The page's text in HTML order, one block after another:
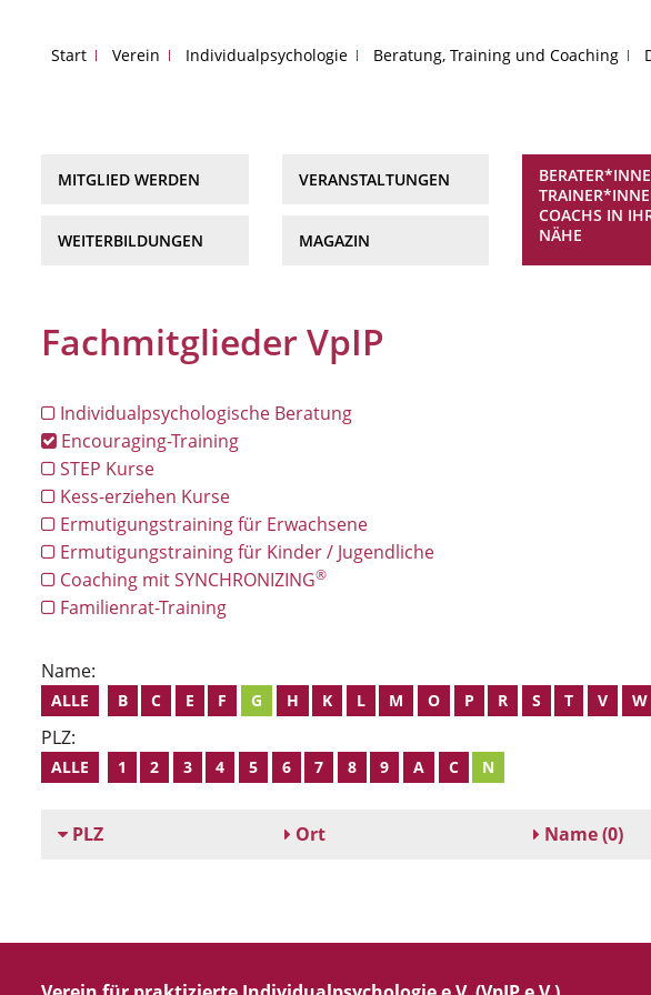
Start Verein Individualpsychologie Beratung, Training und Coaching
MITGLIED WERDEN
WEITERBILDUNGEN
VERANSTALTUNGEN
MAGAZIN
COACHS IN
NÄHE
Fachmitglieder VpIP
Individualpsychologische Beratung
Encouraging-Training
STEP Kurse
Kess-erziehen Kurse
Ermutigungstraining für Erwachsene
Ermutigungstraining für Kinder / Jugendliche
Coaching mit SYNCHRONIZING®
Familienrat-Training
Name:
ALLE B C E F G H K L M O P R S T V W
PLZ:
ALLE 1 2 3 4 5 6 7 8 9 A C N
PLZ Ort Name(0)